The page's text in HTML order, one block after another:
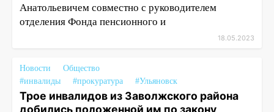
Анатольевичем совместно с руководителем
отделения Фонда пенсионного и
18.05.2023
Новости
Общество
#инвалиды
#прокуратура #Ульяновск
Трое инвалидов из Заволжского района
добились положенной им по закону